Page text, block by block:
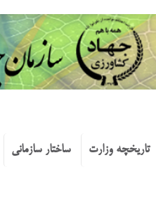
تاریخچه وزارت ساختار سازمانی